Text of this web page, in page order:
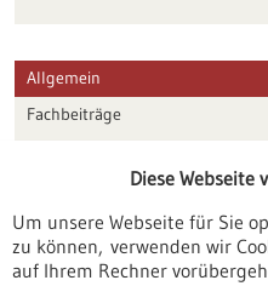
Allgemein
Fachbeiträge
Veranstaltungen
Erscheinungsdatum
Diese Webseite
Um unsere Webseite für Sie
zu können, verwenden wir
auf Ihrem Rechner